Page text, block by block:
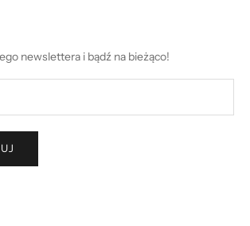
newslettera i bądź na bieżąco!